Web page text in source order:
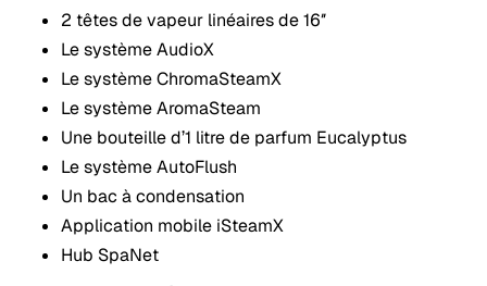
2 têtes de vapeur linéaires de 16″
Le système AudioX
Le système ChromaSteamX
Le système AromaSteam
Une bouteille d’1 litre de parfum Eucalyptus
Le système AutoFlush
Un bac à condensation
Application mobile iSteamX
Hub SpaNet